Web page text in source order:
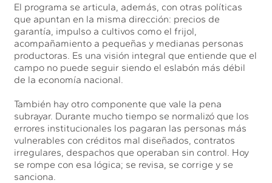
El programa se articula, además, con otras políticas
que apuntan en la misma dirección: precios de
garantía, impulso a cultivos como el frijol,
acompañamiento a pequeñas y medianas personas
productoras. Es una visión integral que entiende que el
campo no puede seguir siendo el eslabón más débil
de la economía nacional.
También hay otro componente que vale la pena
subrayar. Durante mucho tiempo se normalizó que los
errores institucionales los pagaran las personas más
vulnerables con créditos mal diseñados, contratos
irregulares, despachos que operaban sin control. Hoy
se rompe con esa lógica; se revisa, se corrige y se
sanciona.